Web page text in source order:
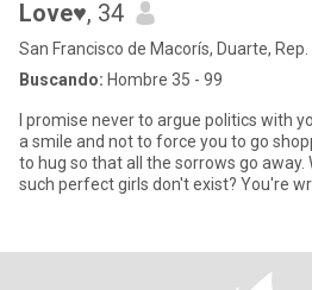
Love♥, 34
San Francisco de Macorís, Duarte,
Buscando: Hombre 35 - 99
I promise never to argue politics with
a smile and not to force you to go
to hug so that all the sorrows go away.
such perfect girls don't exist? You're